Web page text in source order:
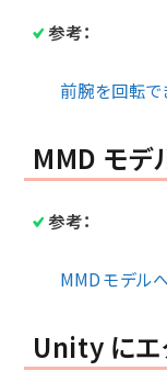
参考：
前腕を回転で
MMD モデ
参考：
MMD モデル
Unity にエ